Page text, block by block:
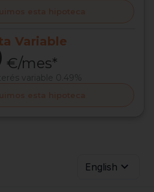
esta hipoteca
Variable
€/mes*
variable 0.49%
esta hipoteca